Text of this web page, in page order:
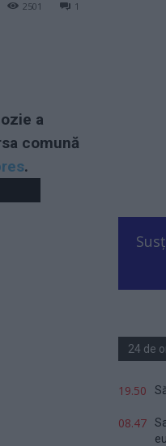
1
2501
a
comună
.
24 de
19.50
08.47